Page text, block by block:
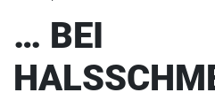
… BEI